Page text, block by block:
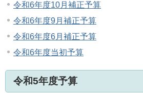
令和6年度10月補正予算
令和6年度9月補正予算
令和6年度6月補正予算
令和6年度当初予算
令和5年度予算